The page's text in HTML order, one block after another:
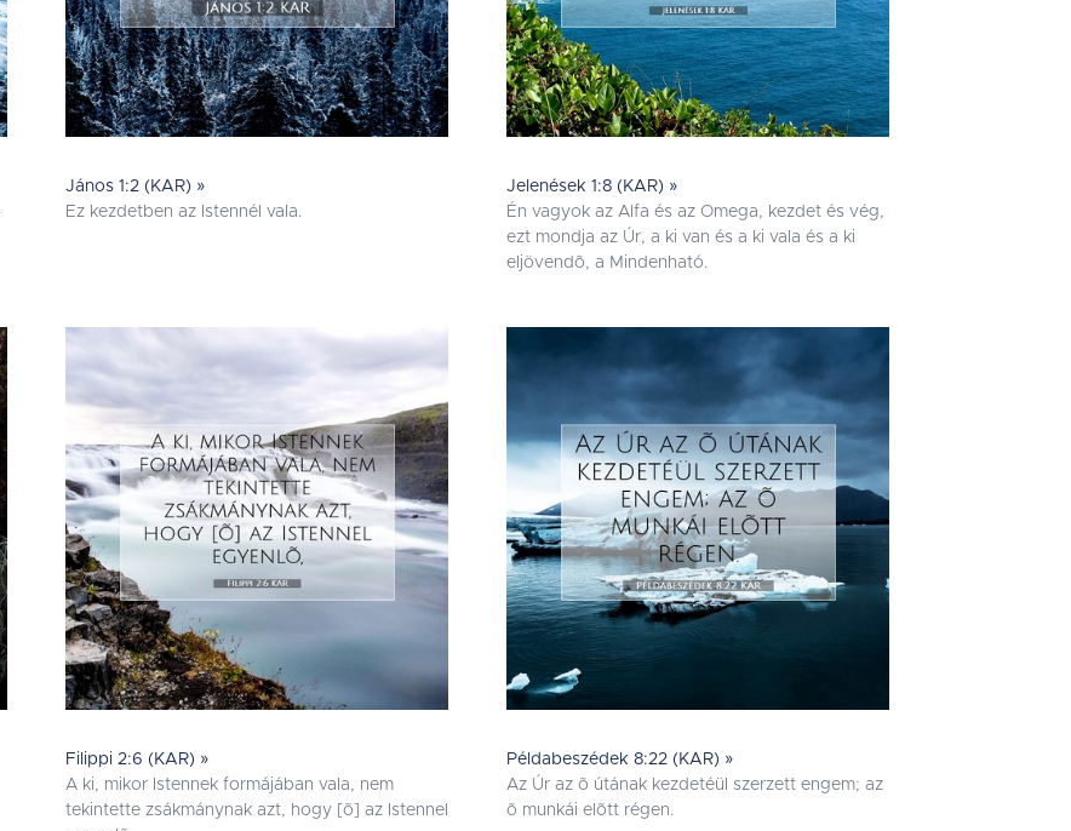
János 1:2 (KAR) »
Ez kezdetben az Istennél vala.
Jelenések 1:8 (KAR) »
Én vagyok az Alfa és az Omega, kezdet és vég,
ezt mondja az Úr, a ki van és a ki vala és a ki
eljövendõ, a Mindenható.
Filippi 2:6 (KAR) »
A ki, mikor Istennek formájában vala, nem
tekintette zsákmánynak azt, hogy [õ] az Istennel
Példabeszédek 8:22 (KAR) »
Az Úr az õ útának kezdetéül szerzett engem; az
õ munkái elõtt régen.